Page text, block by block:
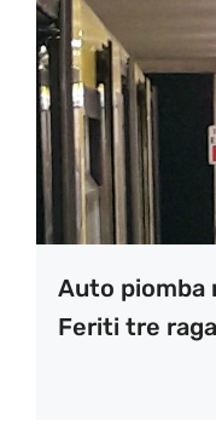
Auto piomba
Feriti tre